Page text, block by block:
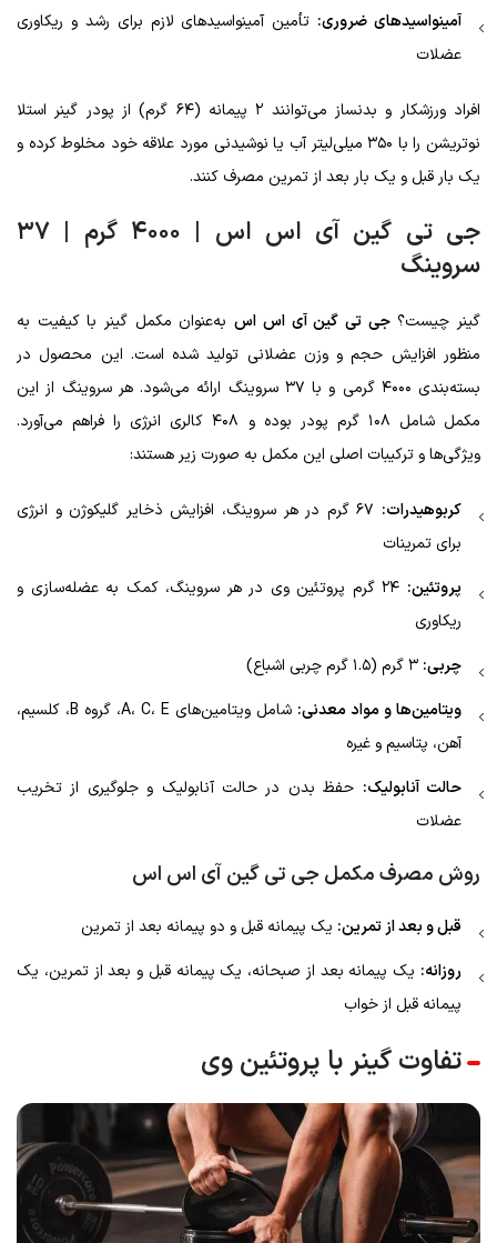
آمینواسیدهای ضروری: تأمین آمینواسیدهای لازم برای رشد و ریکاوری
عضلات
افراد ورزشکار و بدنساز می‌توانند ۲ پیمانه (۶۴ گرم) از پودر گینر استلا
نوتریشن را با ۳۵۰ میلی‌لیتر آب یا نوشیدنی مورد علاقه خود مخلوط کرده و
یک بار قبل و یک بار بعد از تمرین مصرف کنند.
جی تی گین آی اس اس
| ۴۰۰۰ گرم | ۳۷
سروینگ
گینر چیست؟جی تی گین آی اس اسبه‌عنوان مکمل گینر با کیفیت به
منظور افزایش حجم و وزن عضلانی تولید شده است. این محصول در
بسته‌بندی ۴۰۰۰ گرمی و با ۳۷ سروینگ ارائه می‌شود. هر سروینگ از این
مکمل شامل ۱۰۸ گرم پودر بوده و ۴۰۸ کالری انرژی را فراهم می‌آورد.
ویژگی‌ها و ترکیبات اصلی این مکمل به صورت زیر هستند:
کربوهیدرات:
۶۷ گرم در هر سروینگ، افزایش ذخایر گلیکوژن و انرژی
برای تمرینات
پروتئین:
۲۴ گرم پروتئین وی در هر سروینگ، کمک به عضله‌سازی و
ریکاوری
چربی:
ویتامین‌ها و مواد معدنی:
شامل ویتامین‌های A، C، E، گروه B، کلسیم،
آهن، پتاسیم و غیره
حالت آنابولیک: حفظ بدن در حالت آنابولیک و جلوگیری از تخریب
عضلات
روش مصرف مکمل جی تی گین آی اس اس
قبل و بعد از تمرین: یک پیمانه قبل و دو پیمانه بعد از تمرین
روزانه: یک پیمانه بعد از صبحانه، یک پیمانه قبل و بعد از تمرین، یک
پیمانه قبل از خواب
تفاوت گینر با پروتئین وی